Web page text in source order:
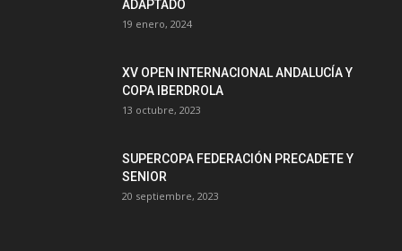
ADAPTADO
19 enero, 2024
XV OPEN INTERNACIONAL ANDALUCÍA Y
COPA IBERDROLA
13 octubre, 2023
SUPERCOPA FEDERACIÓN PRECADETE Y
SENIOR
20 septiembre, 2023